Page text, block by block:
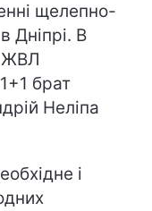
щелепно-
Дніпрі. В
ЖВЛ
брат
Неліпа
і